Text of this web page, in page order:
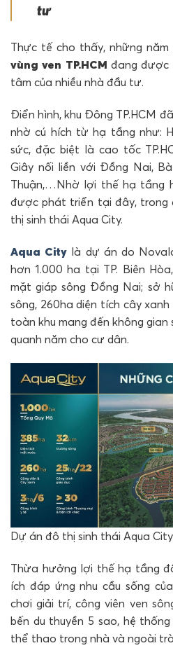
tư
Thực tế cho thấy, những
vùng ven TP.HCM đang được
tâm của nhiều nhà đầu tư.
Điển hình, khu Đông TP.HCM
nhờ cú hích từ hạ tầng như:
sức, đặc biệt là cao tốc
Giây nối liền với Đồng Nai,
Thuận,…Nhờ lợi thế hạ tầng
được phát triển tại đây, trong
thị sinh thái Aqua City.
Aqua City là dự án do
hơn 1.000 ha tại TP. Biên
mặt giáp sông Đồng Nai; sở
sông, 260ha diện tích cây
toàn khu mang đến không
quanh năm cho cư dân.
Dự án đô thị sinh thái Aqua City
Thừa hưởng lợi thế hạ tầng
ích đáp ứng nhu cầu sống
chơi giải trí, công viên ven
bến du thuyền 5 sao, hệ
thể thao trong nhà và ngoài